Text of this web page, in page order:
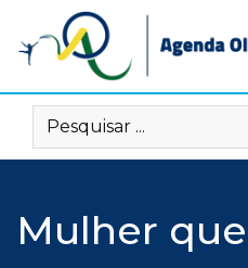
content
Mulher